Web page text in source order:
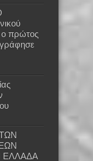
ο πρώτος
ΕΛΛΑΔΑ